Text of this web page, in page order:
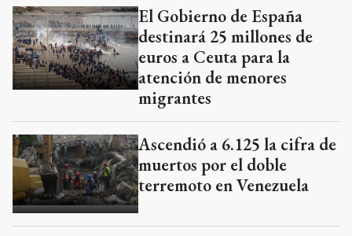
El Gobierno de España
destinará 25 millones de
euros a Ceuta para la
atención de menores
migrantes
Ascendió a 6.125 la cifra de
muertos por el doble
terremoto en Venezuela